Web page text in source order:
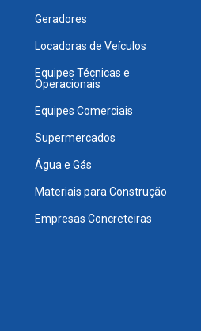
Geradores
Locadoras de Veículos
Equipes Técnicas e
Operacionais
Equipes Comerciais
Supermercados
Água e Gás
Materiais para Construção
Empresas Concreteiras